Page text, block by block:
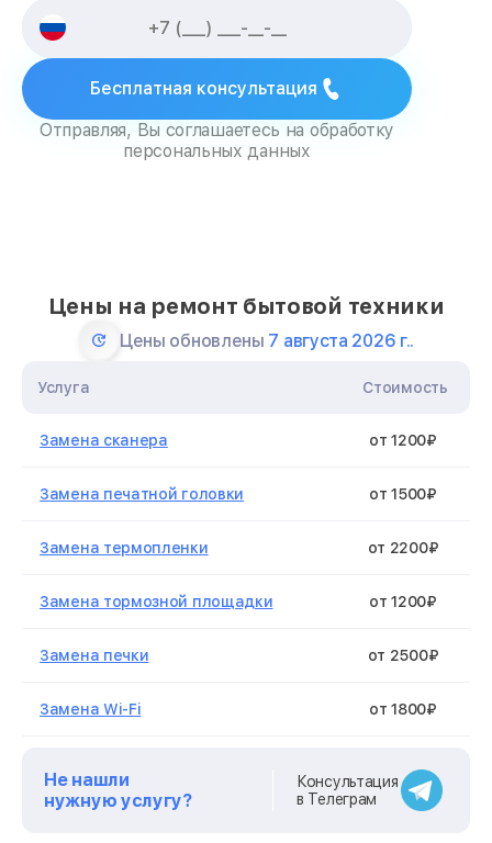
Бесплатная консультация
Отправляя, Вы соглашаетесь на обработку
персональных данных
Цены на ремонт бытовой техники
Цены обновлены 7 августа 2026 г..
Услуга Стоимость
Замена сканера от 1200₽
Замена печатной головки от 1500₽
Замена термопленки от 2200₽
Замена тормозной площадки от 1200₽
Замена печки от 2500₽
Замена Wi-Fi от 1800₽
от 1500₽
Не нашли
нужную услугу?
Консультация
в Телеграм